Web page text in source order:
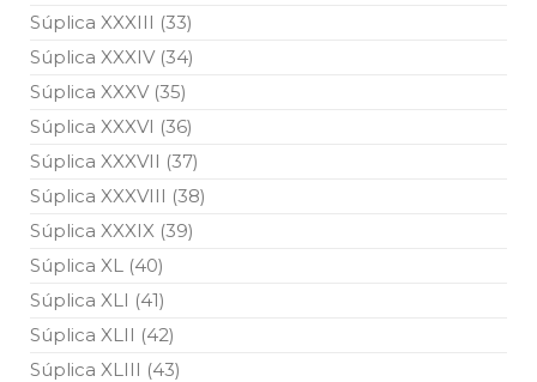
Súplica XXXIII (33)
Súplica XXXIV (34)
Súplica XXXV (35)
Súplica XXXVI (36)
Súplica XXXVII (37)
Súplica XXXVIII (38)
Súplica XXXIX (39)
Súplica XL (40)
Súplica XLI (41)
Súplica XLII (42)
Súplica XLIII (43)